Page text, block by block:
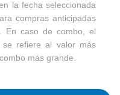
la fecha seleccionada
compras anticipadas
En caso de combo, el
refiere al valor más
más grande.